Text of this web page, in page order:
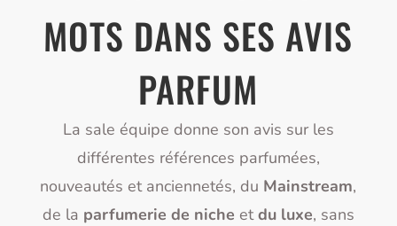
MOTS DANS SES AVIS
PARFUM
La sale équipe donne son avis sur les
différentes références parfumées,
nouveautés et anciennetés, du Mainstream,
de la parfumerie de niche etdu luxe, sans